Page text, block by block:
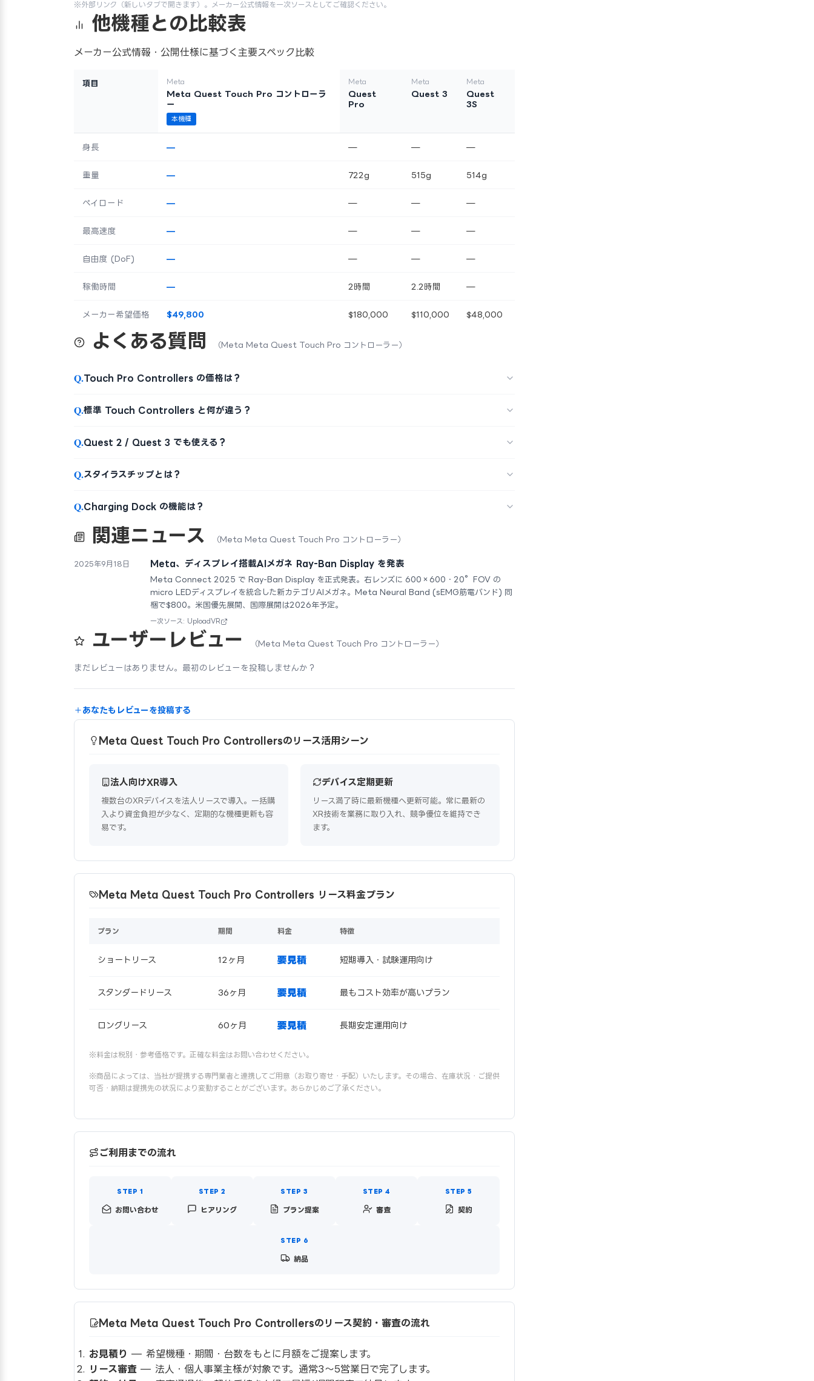
※外部リンク（新しいタブで開きます）。メーカー公式情報を一次ソースとしてご確認ください。
他機種との比較表
メーカー公式情報・公開仕様に基づく主要スペック比較
項目 Meta
Meta Quest Touch Pro コントローラ
ー
本機種
Meta
Quest
Pro
Meta
Quest 3
Meta
Quest
3S
身長 — — — —
重量 — 722g 515g 514g
ペイロード — — — —
最高速度 — — — —
自由度 (DoF) — — — —
稼働時間 — 2時間 2.2時間 —
メーカー希望価格 $49,800 $180,000 $110,000 $48,000
よくある質問 （Meta Meta Quest Touch Pro コントローラー）
Q.Touch Pro Controllers の価格は？
Q.標準 Touch Controllers と何が違う？
Q.Quest 2 / Quest 3 でも使える？
Q.スタイラスチップとは？
Q.Charging Dock の機能は？
関連ニュース （Meta Meta Quest Touch Pro コントローラー）
2025年9月18日 Meta、ディスプレイ搭載AIメガネ Ray-Ban Display を発表
Meta Connect 2025 で Ray-Ban Display を正式発表。右レンズに 600×600・20°FOV の
micro LEDディスプレイを統合した新カテゴリAIメガネ。Meta Neural Band (sEMG筋電バンド) 同
梱で$800。米国優先展開、国際展開は2026年予定。
一次ソース: UploadVR
ユーザーレビュー （Meta Meta Quest Touch Pro コントローラー）
まだレビューはありません。最初のレビューを投稿しませんか？
あなたもレビューを投稿する
Meta Quest Touch Pro Controllersのリース活用シーン
法人向けXR導入
複数台のXRデバイスを法人リースで導入。一括購
入より資金負担が少なく、定期的な機種更新も容
易です。
デバイス定期更新
リース満了時に最新機種へ更新可能。常に最新の
XR技術を業務に取り入れ、競争優位を維持でき
ます。
Meta Meta Quest Touch Pro Controllers リース料金プラン
プラン 期間 料金 特徴
ショートリース 12ヶ月 要見積 短期導入・試験運用向け
スタンダードリース 36ヶ月 要見積 最もコスト効率が高いプラン
ロングリース 60ヶ月 要見積 長期安定運用向け
※料金は税別・参考価格です。正確な料金はお問い合わせください。
※商品によっては、当社が提携する専門業者と連携してご用意（お取り寄せ・手配）いたします。その場合、在庫状況・ご提供
可否・納期は提携先の状況により変動することがございます。あらかじめご了承ください。
ご利用までの流れ
お問い合わせ ヒアリング プラン提案 審査 契約
納品
Meta Meta Quest Touch Pro Controllersのリース契約・審査の流れ
お見積り — 希望機種・期間・台数をもとに月額をご提案します。
リース審査 — 法人・個人事業主様が対象です。通常3〜5営業日で完了します。